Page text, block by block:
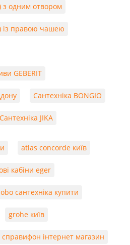
з одним отвором
із правою чашею
GEBERIT
Сантехніка BONGIO
Сантехніка JIKA
atlas concorde київ
кабіни eger
сантехніка купити
grohe київ
справифон інтернет магазин